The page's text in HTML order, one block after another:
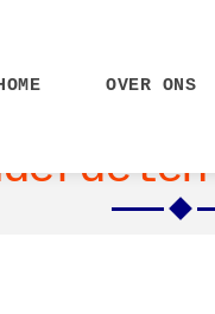
OVER ONS